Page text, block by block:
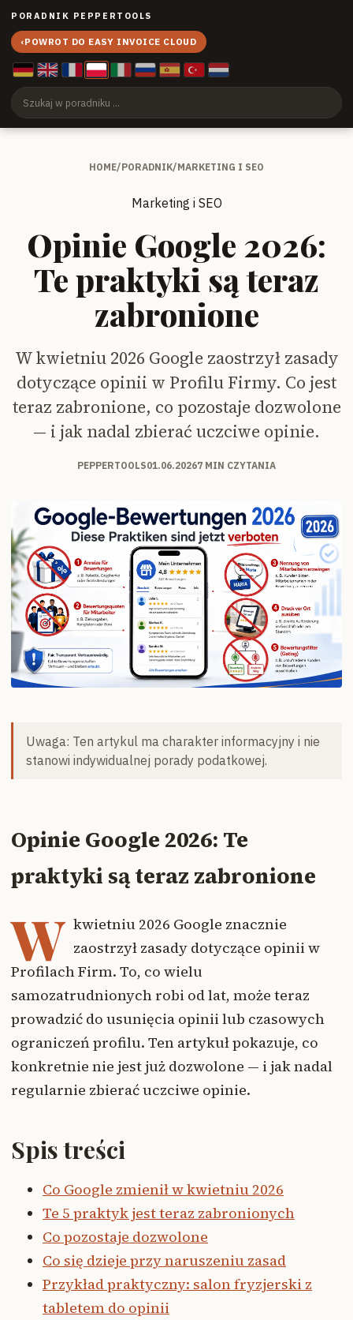
PORADNIK PEPPERTOOLS
‹POWROT DO EASY INVOICE CLOUD
HOME/PORADNIK/MARKETING I SEO
Marketing i SEO
Opinie Google 2026:
Te praktyki są teraz
zabronione
W kwietniu 2026 Google zaostrzył zasady
dotyczące opinii w Profilu Firmy. Co jest
teraz zabronione, co pozostaje dozwolone
— i jak nadal zbierać uczciwe opinie.
PEPPERTOOLS01.06.20267 MIN CZYTANIA
Uwaga: Ten artykul ma charakter informacyjny i nie
stanowi indywidualnej porady podatkowej.
Opinie Google 2026: Te
praktyki są teraz zabronione
W kwietniu 2026 Google znacznie
zaostrzył zasady dotyczące opinii w
Profilach Firm. To, co wielu
samozatrudnionych robi od lat, może teraz
prowadzić do usunięcia opinii lub czasowych
ograniczeń profilu. Ten artykuł pokazuje, co
konkretnie nie jest już dozwolone — i jak nadal
regularnie zbierać uczciwe opinie.
Spis treści
Co Google zmienił w kwietniu 2026
Te 5 praktyk jest teraz zabronionych
Co pozostaje dozwolone
Co się dzieje przy naruszeniu zasad
Przykład praktyczny: salon fryzjerski z
tabletem do opinii